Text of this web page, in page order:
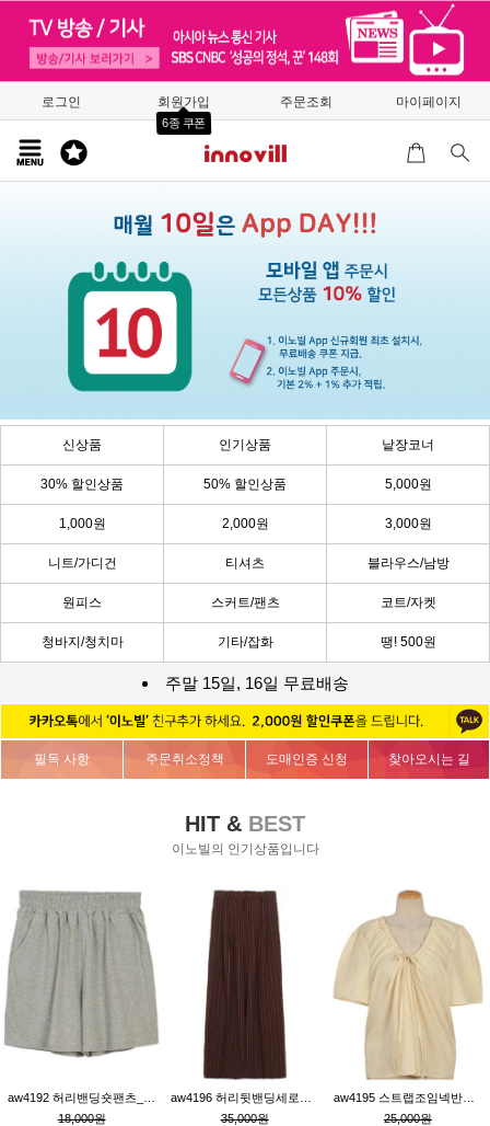
로그인 회원가입
6종 쿠폰
주문조회 마이페이지
신상품 인기상품 낱장코너
30% 할인상품 50% 할인상품 5,000원
1,000원 2,000원 3,000원
니트/가디건 티셔츠 블라우스/남방
원피스 스커트/팬츠 코트/자켓
청바지/청치마 기타/잡화 땡! 500원
주말 15일, 16일 무료배송
필독 사항 주문취소정책 도매인증 신청 찾아오시는 길
HIT & BEST
이노빌의 인기상품입니다
18,000원
35,000원
25,000원